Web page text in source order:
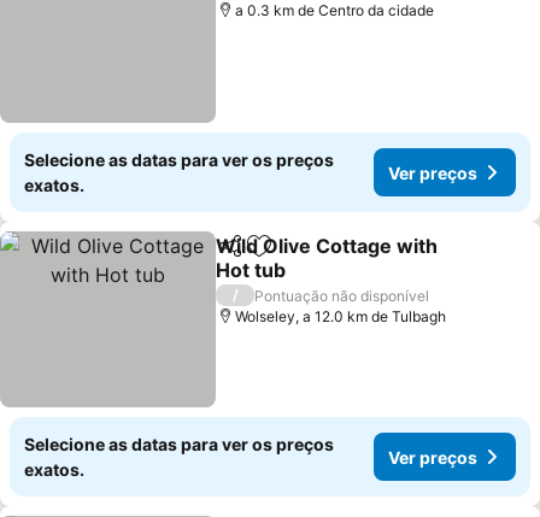
a 0.3 km de Centro da cidade
Selecione as datas para ver os preços
exatos.
Ver preços
PartilharAdicionar aos favoritos
Wild Olive Cottage with
Hot tub
/
Pontuação não disponível
Wolseley, a 12.0 km de Tulbagh
Selecione as datas para ver os preços
exatos.
Ver preços